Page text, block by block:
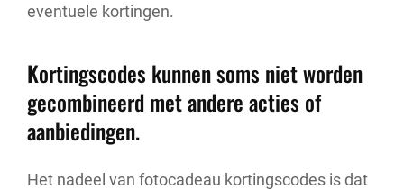
eventuele kortingen.
Kortingscodes kunnen soms niet worden
gecombineerd met andere acties of
aanbiedingen.
Het nadeel van fotocadeau kortingscodes is dat